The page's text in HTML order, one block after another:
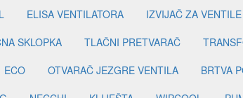
ELISA VENTILATORA IZVIJAČ ZA VENTILE
SKLOPKA TLAČNI PRETVARAČ
ECO OTVARAČ JEZGRE VENTILA
BRTVA